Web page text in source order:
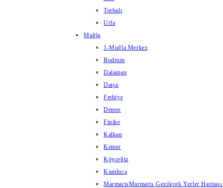
Torbalı
Urla
Muğla
1-Muğla Merkez
Bodrum
Dalaman
Datça
Fethiye
Demre
Finike
Kalkan
Kemer
Köyceğiz
Kumluca
MarmarisMarmaris Gezilecek Yerler